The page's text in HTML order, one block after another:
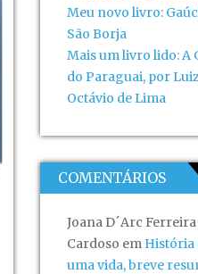
Meu novo livro:
São Borja
Mais um livro lido: A
do Paraguai, por
Octávio de Lima
COMENTÁRIOS
Joana D´Arc Ferreira
Cardoso em História
uma vida, breve